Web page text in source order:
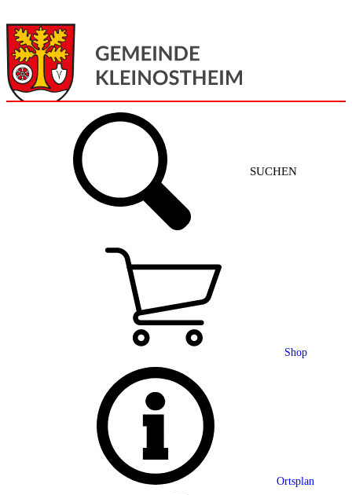
SUCHEN
Shop
Ortsplan
Gemeinde + Service
Grußwort
Ortsplan
Partnerschaft